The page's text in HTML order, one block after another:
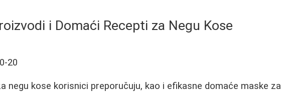
i Domaći Recepti za Negu Kose
20
negu kose korisnici preporučuju, kao i efikasne domaće maske za